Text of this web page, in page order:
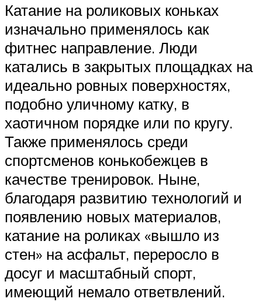
Катание на роликовых коньках
изначально применялось как
фитнес направление. Люди
катались в закрытых площадках на
идеально ровных поверхностях,
подобно уличному катку, в
хаотичном порядке или по кругу.
Также применялось среди
спортсменов конькобежцев в
качестве тренировок. Ныне,
благодаря развитию технологий и
появлению новых материалов,
катание на роликах «вышло из
стен» на асфальт, переросло в
досуг и масштабный спорт,
имеющий немало ответвлений.